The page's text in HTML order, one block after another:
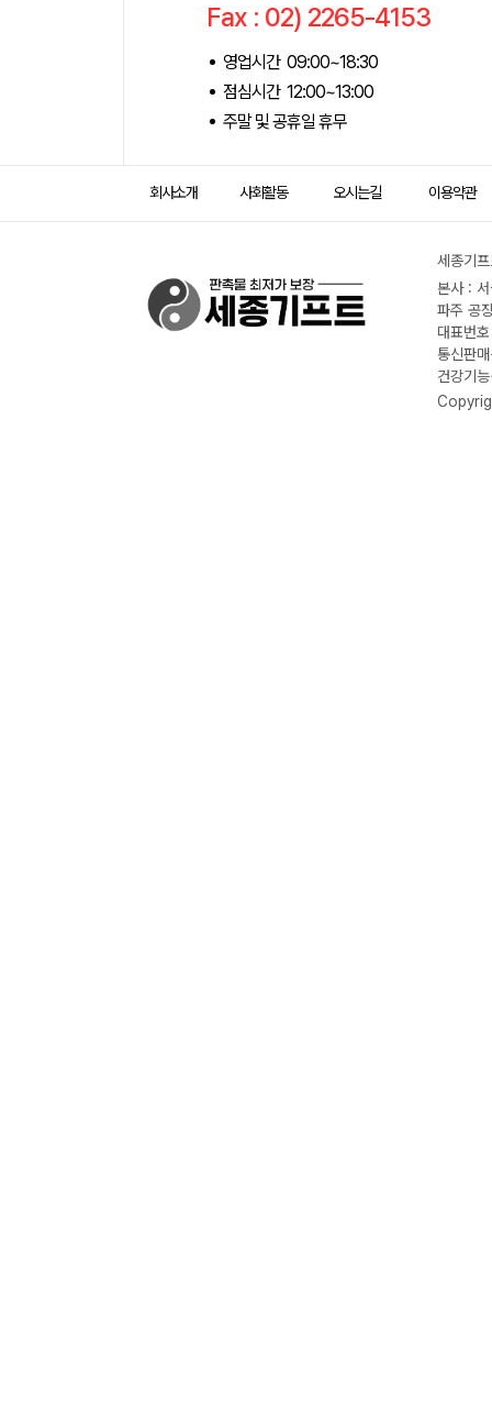
Fax : 02) 2265-4153
영업시간 09:00~18:30
점심시간 12:00~13:00
주말 및 공휴일 휴무
회사소개 사회활동 오시는길 이용약관
세종기
본사 :
파주 공
대표번
통신판
건강기